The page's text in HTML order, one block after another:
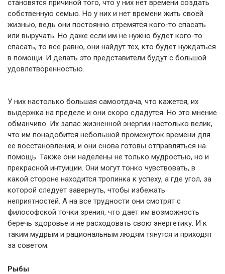
становятся причиной того, что у них нет времени создать
собственную семью. Но у них и нет времени жить своей
жизнью, ведь они постоянно стремятся кого-то спасать
или выручать. Но даже если им не нужно будет кого-то
спасать, то все равно, они найдут тех, кто будет нуждаться
в помощи. И делать это представители будут с большой
удовлетворенностью.
У них настолько большая самоотдача, что кажется, их
выдержка на пределе и они скоро сдадутся. Но это мнение
обманчиво. Их запас жизненной энергии настолько велик,
что им понадобится небольшой промежуток времени для
ее восстановления, и они снова готовы отправляться на
помощь. Также они наделены не только мудростью, но и
прекрасной интуиции. Они могут тонко чувствовать, в
какой стороне находится тропинка к успеху, а где угол, за
которой следует завернуть, чтобы избежать
неприятностей. А на все трудности они смотрят с
философской точки зрения, что дает им возможность
беречь здоровье и не расходовать свою энергетику. И к
таким мудрым и рациональным людям тянутся и приходят
за советом.
Рыбы